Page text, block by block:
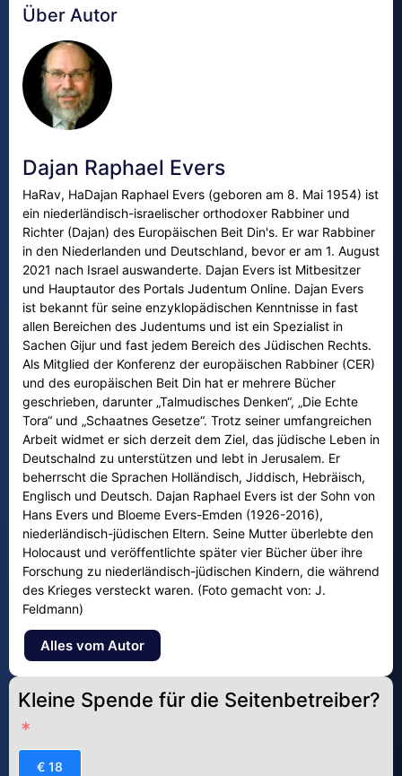
Über Autor
Dajan Raphael Evers
HaRav, HaDajan Raphael Evers (geboren am 8. Mai 1954) ist
ein niederländisch-israelischer orthodoxer Rabbiner und
Richter (Dajan) des Europäischen Beit Din's. Er war Rabbiner
in den Niederlanden und Deutschland, bevor er am 1. August
2021 nach Israel auswanderte. Dajan Evers ist Mitbesitzer
und Hauptautor des Portals Judentum Online. Dajan Evers
ist bekannt für seine enzyklopädischen Kenntnisse in fast
allen Bereichen des Judentums und ist ein Spezialist in
Sachen Gijur und fast jedem Bereich des Jüdischen Rechts.
Als Mitglied der Konferenz der europäischen Rabbiner (CER)
und des europäischen Beit Din hat er mehrere Bücher
geschrieben, darunter „Talmudisches Denken“, „Die Echte
Tora“ und „Schaatnes Gesetze“. Trotz seiner umfangreichen
Arbeit widmet er sich derzeit dem Ziel, das jüdische Leben in
Deutschalnd zu unterstützen und lebt in Jerusalem. Er
beherrscht die Sprachen Holländisch, Jiddisch, Hebräisch,
Englisch und Deutsch. Dajan Raphael Evers ist der Sohn von
Hans Evers und Bloeme Evers-Emden (1926-2016),
niederländisch-jüdischen Eltern. Seine Mutter überlebte den
Holocaust und veröffentlichte später vier Bücher über ihre
Forschung zu niederländisch-jüdischen Kindern, die während
des Krieges versteckt waren. (Foto gemacht von: J.
Feldmann)
Alles vom Autor
Kleine Spende für die Seitenbetreiber?
€ 18